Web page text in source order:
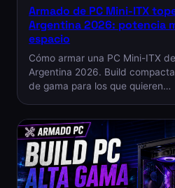
Armado de PC Mini-ITX
Argentina 2026: potencia
espacio
Cómo armar una PC Mini-ITX
Argentina 2026. Build
de gama para los que quieren…